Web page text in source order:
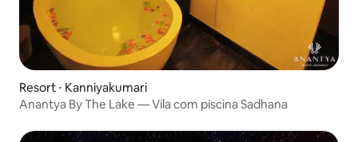
Resort ⋅ Kanniyakumari
Anantya By The Lake — Vila com piscina Sadhana